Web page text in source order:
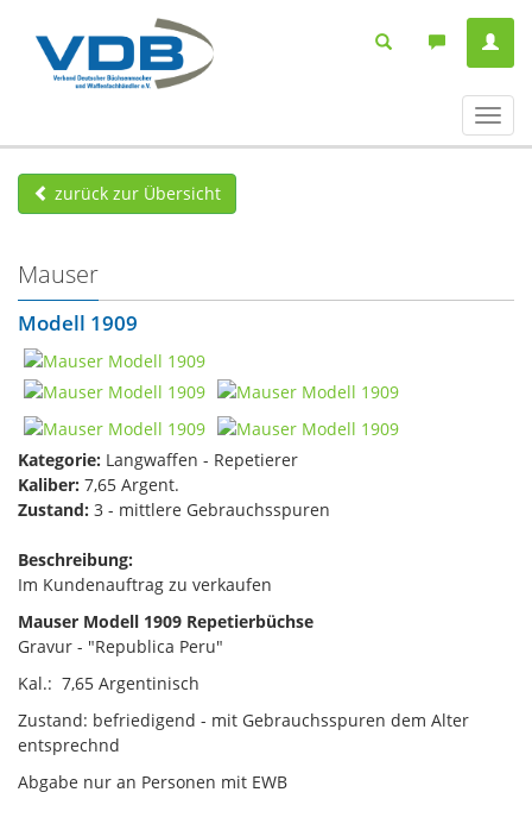
ein-/
zurück zur Übersicht
Mauser
Modell 1909
Kategorie: Langwaffen - Repetierer
Kaliber: 7,65 Argent.
Zustand: 3 - mittlere Gebrauchsspuren
Beschreibung:
Im Kundenauftrag zu verkaufen
Mauser Modell 1909 Repetierbüchse
Gravur - "Republica Peru"
Kal.: 7,65 Argentinisch
Zustand: befriedigend - mit Gebrauchsspuren dem Alter
entsprechnd
Abgabe nur an Personen mit EWB